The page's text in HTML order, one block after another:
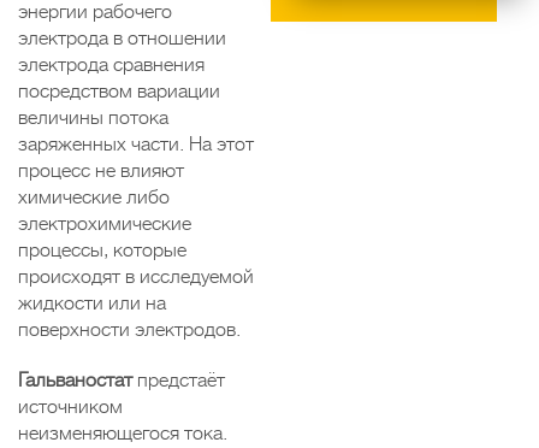
энергии рабочего
электрода в отношении
электрода сравнения
посредством вариации
величины потока
заряженных части. На этот
процесс не влияют
химические либо
электрохимические
процессы, которые
происходят в исследуемой
жидкости или на
поверхности электродов.
Гальваностатпредстаёт
источником
неизменяющегося тока.